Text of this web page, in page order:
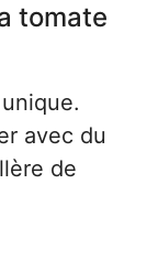
tomate
avec du
de